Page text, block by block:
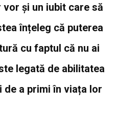
și un iubit care să
înțeleg că puterea
cu faptul că nu ai
legată de abilitatea
de a primi în viața lor